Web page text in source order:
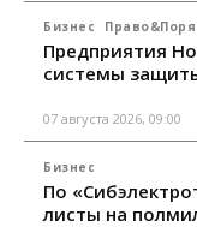
Бизнес
Предприятия
системы
07 августа 2026, 09:00
Бизнес
По
листы на